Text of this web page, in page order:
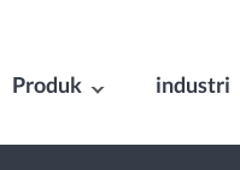
Produk industri